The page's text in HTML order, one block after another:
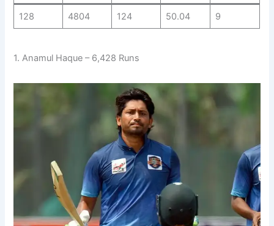
128 4804 124 50.04 9
1. Anamul Haque – 6,428 Runs